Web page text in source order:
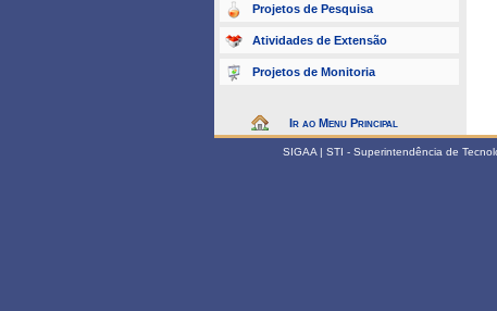
Projetos de Pesquisa
Atividades de Extensão
Projetos de Monitoria
Ir ao Menu Principal
SIGAA | STI - Superintendência de